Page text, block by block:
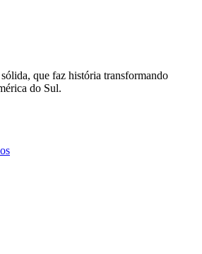
que faz história transformando
do Sul.